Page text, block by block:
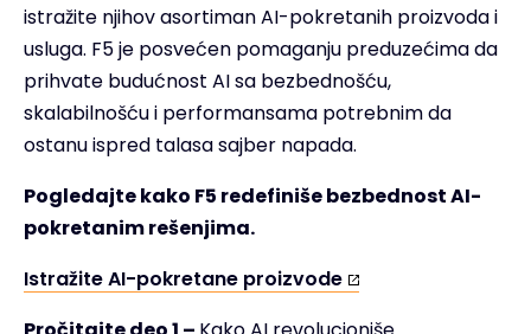
istražite njihov asortiman AI-pokretanih proizvoda i
usluga. F5 je posvećen pomaganju preduzećima da
prihvate budućnost AI sa bezbednošću,
skalabilnošću i performansama potrebnim da
ostanu ispred talasa sajber napada.
Pogledajte kako F5 redefiniše bezbednost AI-
pokretanim rešenjima.
Istražite AI-pokretane proizvode